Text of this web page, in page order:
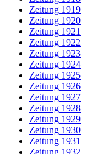
Zeitung 1919
Zeitung 1920
Zeitung 1921
Zeitung 1922
Zeitung 1923
Zeitung 1924
Zeitung 1925
Zeitung 1926
Zeitung 1927
Zeitung 1928
Zeitung 1929
Zeitung 1930
Zeitung 1931
Zeitung 1932